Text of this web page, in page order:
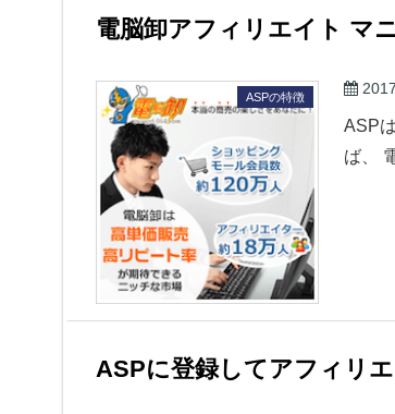
電脳卸アフィリエイト マ
ASPの特徴
ASP
ば、
ASPに登録してアフィリ